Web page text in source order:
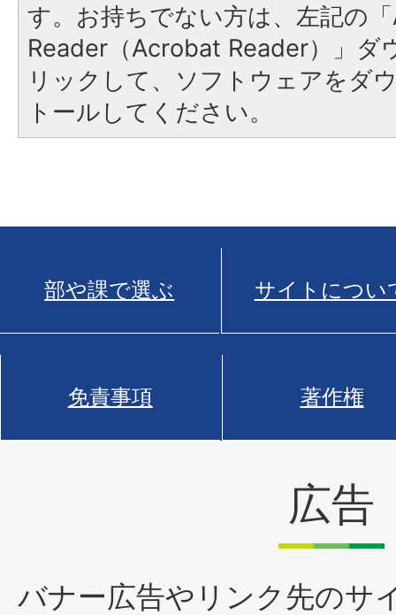
す。お持ちでない方は、左記の
Reader（Acrobat Reader）」ダ
リックして、ソフトウェアをダ
トールしてください。
部や課で選ぶ サイトについ
免責事項 著作権
広告
バナー広告やリンク先のサ